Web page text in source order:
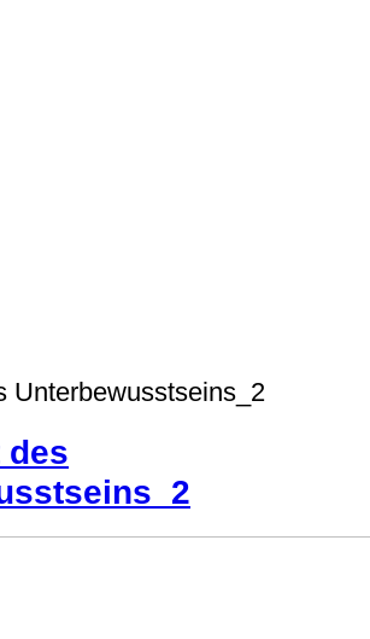
Unterbewusstseins_2
des